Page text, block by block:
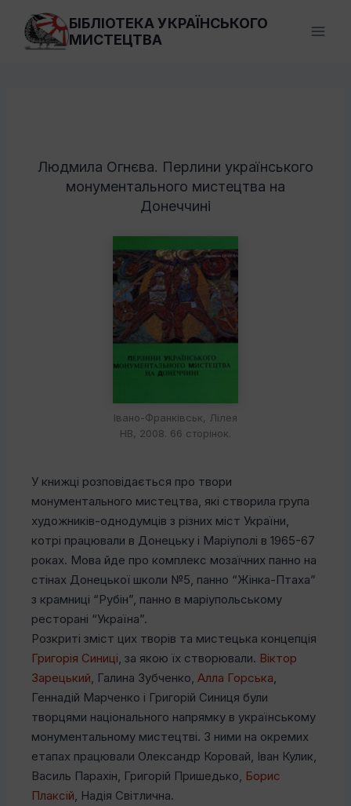
Перейти
вмісту
БІБЛІОТЕКА УКРАЇНСЬКОГО
МИСТЕЦТВА
Людмила Огнєва. Перлини українського
монументального мистецтва на
Донеччині
Івано-Франківськ, Лілея
НВ, 2008. 66 сторінок.
У книжці розповідається про твори
монументального мистецтва, які створила група
художників-однодумців з різних міст України,
котрі працювали в Донецьку і Маріуполі в 1965-67
роках. Мова йде про комплекс мозаїчних панно на
стінах Донецької школи №5, панно “Жінка-Птаха”
з крамниці “Рубін”, панно в маріупольському
ресторані “Україна”.
Розкриті зміст цих творів та мистецька концепція
Григорія Синиці, за якою їх створювали. Віктор
Зарецький, Галина Зубченко, Алла Горська,
Геннадій Марченко і Григорій Синиця були
творцями національного напрямку в українському
монументальному мистецтві. З ними на окремих
етапах працювали Олександр Коровай, Іван Кулик,
Василь Парахін, Григорій Пришедько, Борис
Плаксій, Надія Світлична.